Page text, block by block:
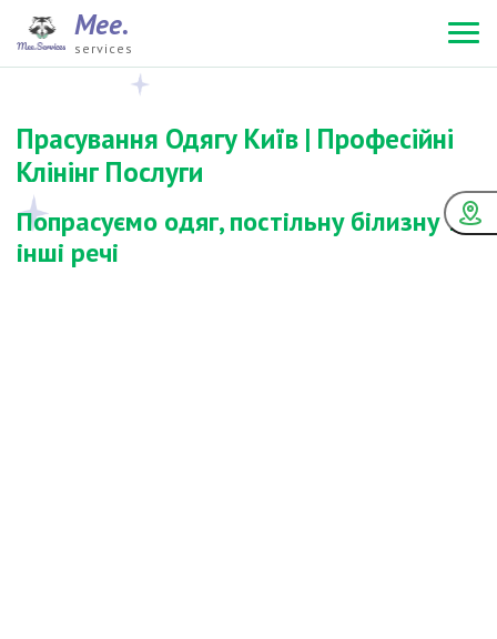
Mee.
services
Прасування Одягу Київ | Професійні
Клінінг Послуги
Попрасуємо одяг, постільну білизну та
інші речі